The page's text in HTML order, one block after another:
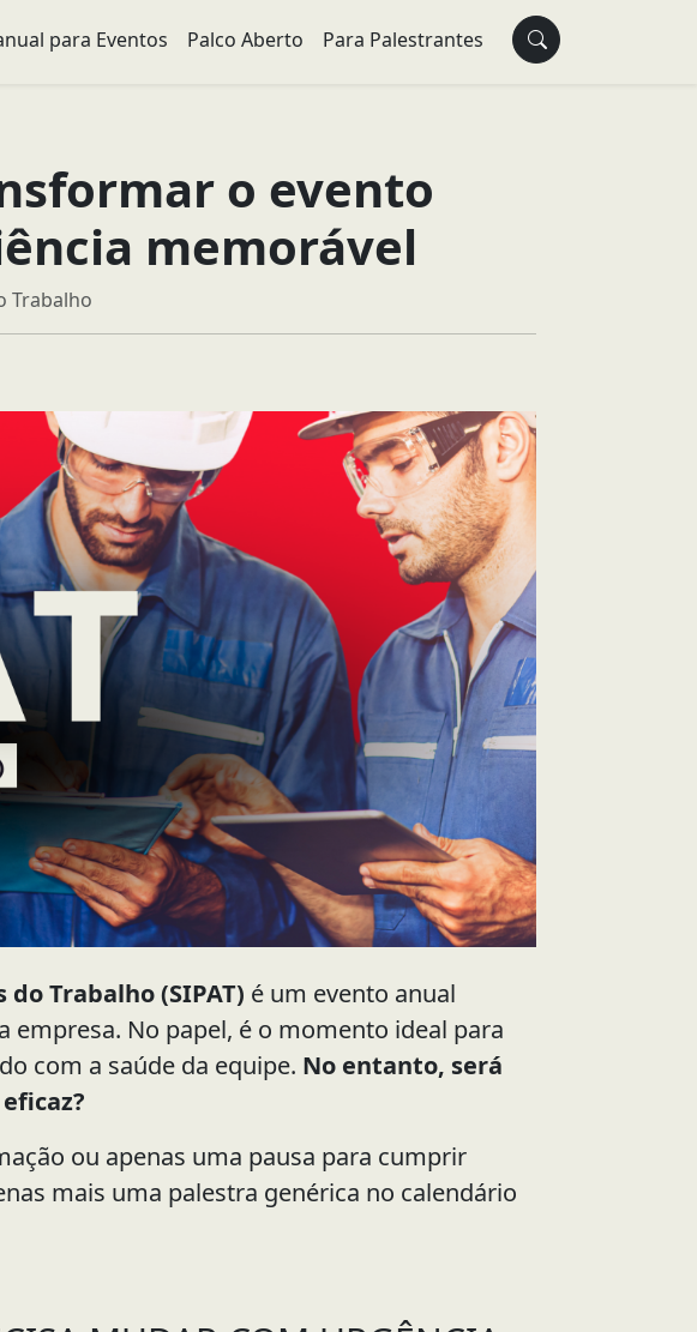
para Eventos Palco Aberto Para Palestrantes
o evento
memorável
Trabalho
Trabalho (SIPAT) é um evento anual
No papel, é o momento ideal para
com a saúde da equipe. No entanto, será
ou apenas uma pausa para cumprir
mais uma palestra genérica no calendário